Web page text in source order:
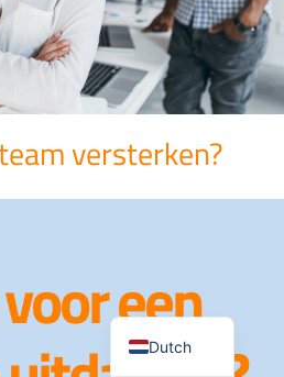
versterken?
een
Dutch
English